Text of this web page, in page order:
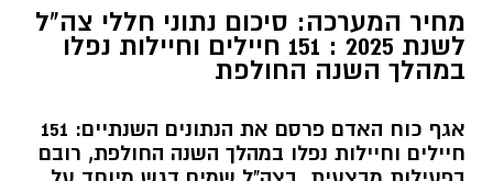
מחיר המערכה: סיכום נתוני חללי צה"ל
לשנת 2025 : 151 חיילים וחיילות נפלו
במהלך השנה החולפת
אגף כוח האדם פרסם את הנתונים השנתיים: 151
חיילים וחיילות נפלו במהלך השנה החולפת, רובם